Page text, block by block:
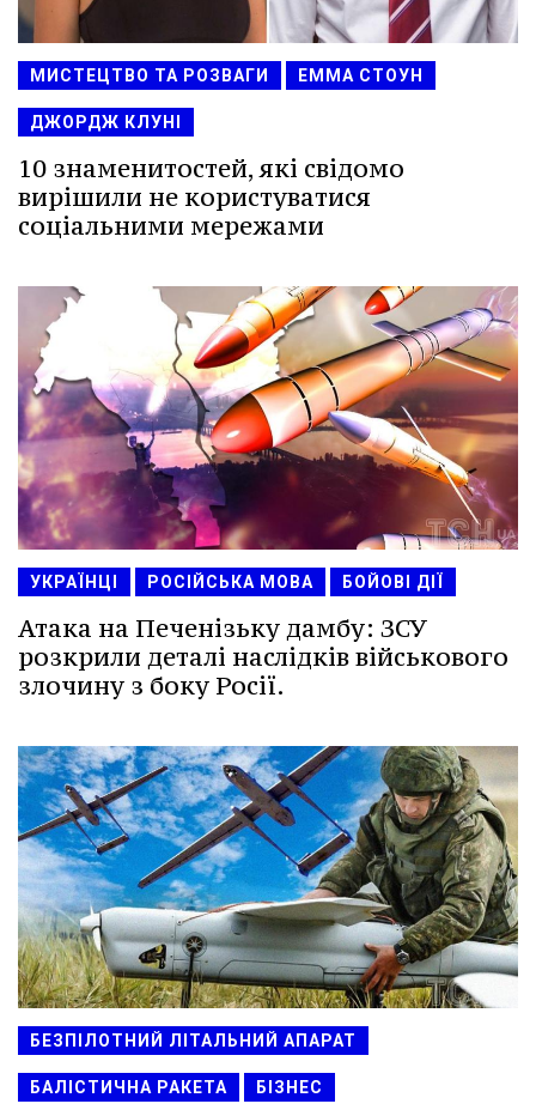
МИСТЕЦТВО ТА РОЗВАГИ ЕММА СТОУН
ДЖОРДЖ КЛУНІ
10 знаменитостей, які свідомо
вирішили не користуватися
соціальними мережами
УКРАЇНЦІ РОСІЙСЬКА МОВА БОЙОВІ ДІЇ
Атака на Печенізьку дамбу: ЗСУ
розкрили деталі наслідків військового
злочину з боку Росії.
БЕЗПІЛОТНИЙ ЛІТАЛЬНИЙ АПАРАТ
БАЛІСТИЧНА РАКЕТА БІЗНЕС